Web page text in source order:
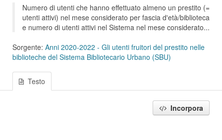
Numero di utenti che hanno effettuato almeno un prestito (=
utenti attivi) nel mese considerato per fascia d'età/biblioteca
e numero di utenti attivi nel Sistema nel mese considerato...
Sorgente: Anni 2020-2022 - Gli utenti fruitori del prestito nelle
biblioteche del Sistema Bibliotecario Urbano (SBU)
Testo
Incorpora